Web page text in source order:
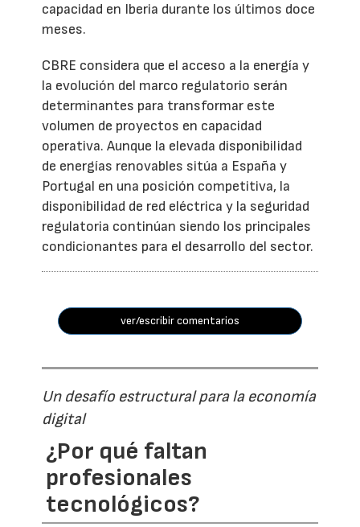
capacidad en Iberia durante los últimos doce
meses.
CBRE considera que el acceso a la energía y
la evolución del marco regulatorio serán
determinantes para transformar este
volumen de proyectos en capacidad
operativa. Aunque la elevada disponibilidad
de energías renovables sitúa a España y
Portugal en una posición competitiva, la
disponibilidad de red eléctrica y la seguridad
regulatoria continúan siendo los principales
condicionantes para el desarrollo del sector.
ver/escribir comentarios
Un desafío estructural para la economía
digital
¿Por qué faltan
profesionales
tecnológicos?